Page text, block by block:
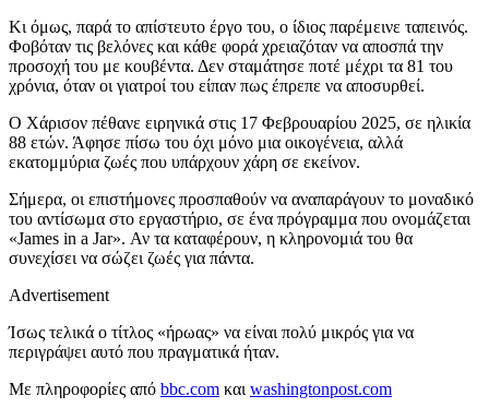
Κι όμως, παρά το απίστευτο έργο του, ο ίδιος παρέμεινε ταπεινός.
Φοβόταν τις βελόνες και κάθε φορά χρειαζόταν να αποσπά την
προσοχή του με κουβέντα. Δεν σταμάτησε ποτέ μέχρι τα 81 του
χρόνια, όταν οι γιατροί του είπαν πως έπρεπε να αποσυρθεί.
Ο Χάρισον πέθανε ειρηνικά στις 17 Φεβρουαρίου 2025, σε ηλικία
88 ετών. Άφησε πίσω του όχι μόνο μια οικογένεια, αλλά
εκατομμύρια ζωές που υπάρχουν χάρη σε εκείνον.
Σήμερα, οι επιστήμονες προσπαθούν να αναπαράγουν το μοναδικό
του αντίσωμα στο εργαστήριο, σε ένα πρόγραμμα που ονομάζεται
«James in a Jar». Αν τα καταφέρουν, η κληρονομιά του θα
συνεχίσει να σώζει ζωές για πάντα.
Advertisement
Ίσως τελικά ο τίτλος «ήρωας» να είναι πολύ μικρός για να
περιγράψει αυτό που πραγματικά ήταν.
Με πληροφορίες από bbc.com και washingtonpost.com